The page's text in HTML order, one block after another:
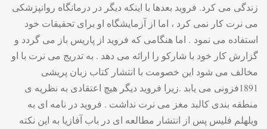
زندگی می کرد. فروید بعدها با اینکه دیگر در درمانگاه روانپزشکی
می نرت کار نمی کرد ، اما از آزمایشگاه او برای تحقیقات خود
استفاده می نمود . اما هنگامی که فروید از پاریس باز می گردد و
گزارش کار خود با شارکو را ارائه می دهد . به تدریج می نرت با او
مخالف می شود این خصومت با انتشار کتاب زبان پریشی
1891فزونی می یابد .زیرا فروید دیگر هیچ اعتقادی به نظریه ی
منطقه بندی کالبد مغز می نرت نداشت . فروید در نامه ای به
ویلهلم فلیس پس از انتشار مطالعه ای در باب آفازیا به این نکته